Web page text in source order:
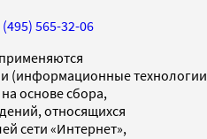
(495) 565-32-06
(информационные технологии
основе сбора,
относящихся
сети «Интернет»,